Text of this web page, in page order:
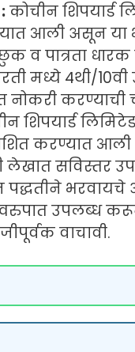
कोचीन शिपयार्ड
आली असून
व पात्रता
4थी/10वी
करण्याची
शिपयार्ड
करण्यात
लेखात सविस्तर
भरवायचे
उपलब्ध
वाचावी.